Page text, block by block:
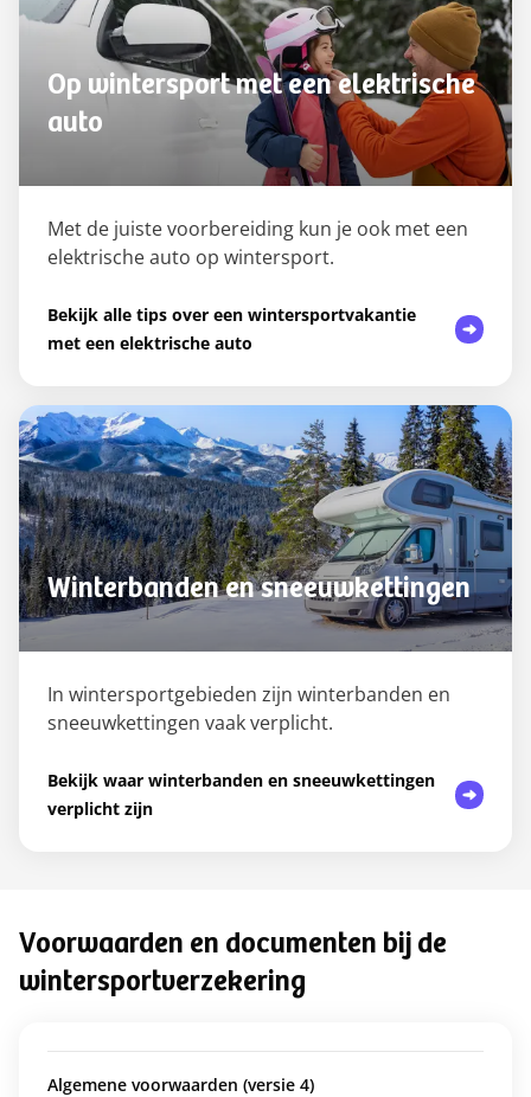
Op wintersport met een elektrische
auto
Met de juiste voorbereiding kun je ook met een
elektrische auto op wintersport.
Bekijk alle tips over een wintersportvakantie
met een elektrische auto
Winterbanden en sneeuwkettingen
In wintersportgebieden zijn winterbanden en
sneeuwkettingen vaak verplicht.
Bekijk waar winterbanden en sneeuwkettingen
verplicht zijn
Voorwaarden en documenten bij de
wintersportverzekering
Algemene voorwaarden (versie 4)